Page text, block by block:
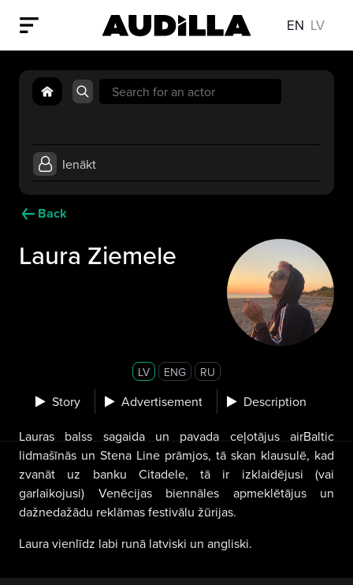
EN LV
Search
for:
Ienākt
Back
Laura Ziemele
LV ENG RU
Story Advertisement Description
Lauras balss sagaida un pavada ceļotājus airBaltic
lidmašīnās un Stena Line prāmjos, tā skan klausulē, kad
zvanāt uz banku Citadele, tā ir izklaidējusi (vai
garlaikojusi) Venēcijas biennāles apmeklētājus un
dažnedažādu reklāmas festivālu žūrijas.
Laura vienlīdz labi runā latviski un angliski.